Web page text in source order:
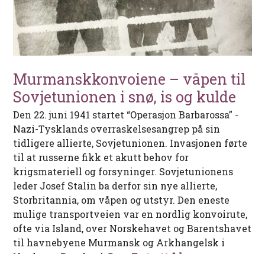
Murmanskkonvoiene – våpen til
Sovjetunionen i snø, is og kulde
Den 22. juni 1941 startet “Operasjon Barbarossa” ­-
Nazi-Tysklands overraskelsesangrep på sin
tidligere allierte, Sovjetunionen. Invasjonen førte
til at russerne fikk et akutt behov for
krigsmateriell og forsyninger. Sovjetunionens
leder Josef Stalin ba derfor sin nye allierte,
Storbritannia, om våpen og utstyr. Den eneste
mulige transportveien var en nordlig konvoirute,
ofte via Island, over Norskehavet og Barentshavet
til havnebyene Murmansk og Arkhangelsk i